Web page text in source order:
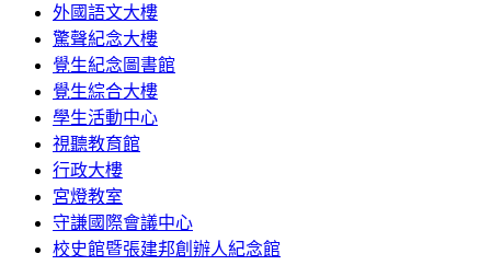
外國語文大樓
驚聲紀念大樓
覺生紀念圖書館
覺生綜合大樓
學生活動中心
視聽教育館
行政大樓
宮燈教室
守謙國際會議中心
校史館暨張建邦創辦人紀念館